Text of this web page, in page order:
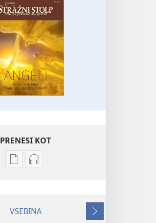
PRENESI KOT
Možnosti
STRAŽNI
Možnosti
STRAŽNI
VSEBINA
Naprej